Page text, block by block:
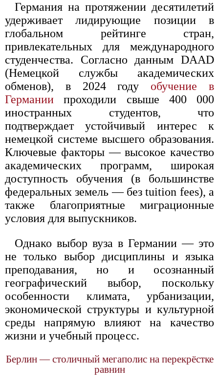
Германия на протяжении десятилетий
удерживает лидирующие позиции в
глобальном рейтинге стран,
привлекательных для международного
студенчества. Согласно данным DAAD
(Немецкой службы академических
обменов), в 2024 году обучение в
Германии проходили свыше 400 000
иностранных студентов, что
подтверждает устойчивый интерес к
немецкой системе высшего образования.
Ключевые факторы — высокое качество
академических программ, широкая
доступность обучения (в большинстве
федеральных земель — без tuition fees), а
также благоприятные миграционные
условия для выпускников.
Однако выбор вуза в Германии — это
не только выбор дисциплины и языка
преподавания, но и осознанный
географический выбор, поскольку
особенности климата, урбанизации,
экономической структуры и культурной
среды напрямую влияют на качество
жизни и учебный процесс.
Берлин — столичный мегаполис на перекрёстке
равнин